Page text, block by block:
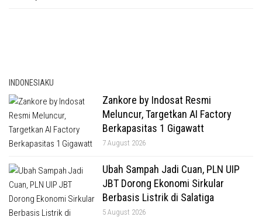
INDONESIAKU
Zankore by Indosat Resmi
Meluncur, Targetkan AI Factory
Berkapasitas 1 Gigawatt
7 August 2026
Ubah Sampah Jadi Cuan, PLN UIP
JBT Dorong Ekonomi Sirkular
Berbasis Listrik di Salatiga
5 August 2026